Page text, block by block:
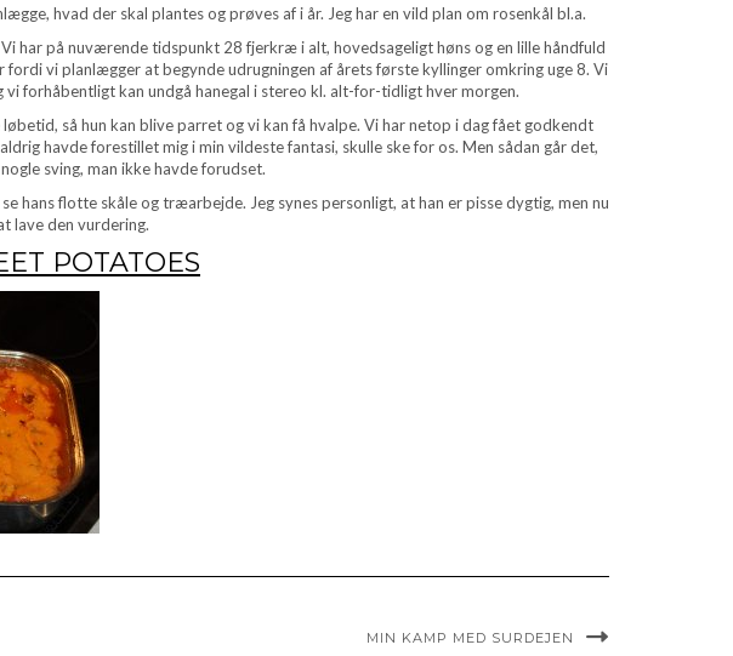
hvad der skal plantes og prøves af i år. Jeg har en vild plan om rosenkål bl.a.
har på nuværende tidspunkt 28 fjerkræ i alt, hovedsageligt høns og en lille håndfuld
vi planlægger at begynde udrugningen af årets første kyllinger omkring uge 8. Vi
forhåbentligt kan undgå hanegal i stereo kl. alt-for-tidligt hver morgen.
så hun kan blive parret og vi kan få hvalpe. Vi har netop i dag fået godkendt
havde forestillet mig i min vildeste fantasi, skulle ske for os. Men sådan går det,
sving, man ikke havde forudset.
hans flotte skåle og træarbejde. Jeg synes personligt, at han er pisse dygtig, men nu
lave den vurdering.
POTATOES
MIN KAMP MED SURDEJEN